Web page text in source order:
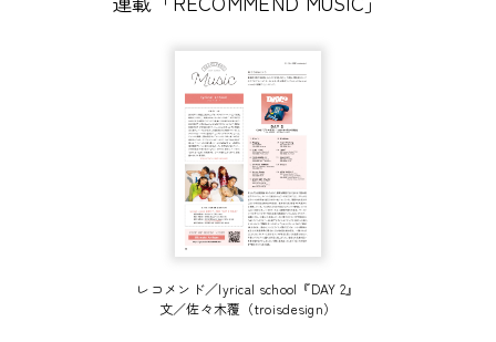
レコメンド／lyrical school『DAY 2』
文／佐々木覆（troisdesign）